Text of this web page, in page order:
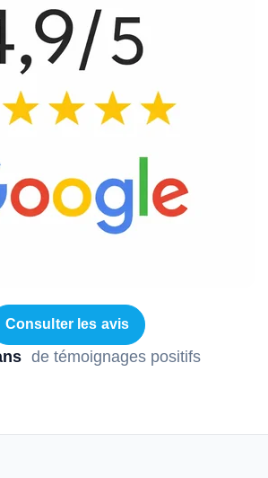
Consulter les avis
de témoignages positifs